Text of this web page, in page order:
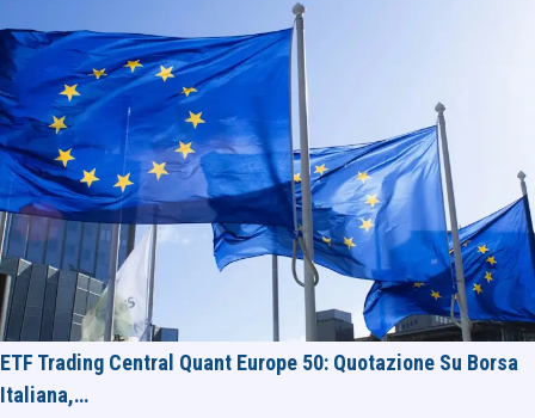
ETF Trading Central Quant Europe 50: Quotazione Su Borsa
Italiana,…